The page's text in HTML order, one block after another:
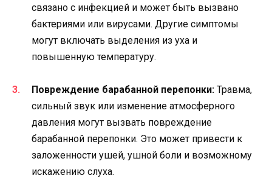
связано с инфекцией и может быть вызвано
бактериями или вирусами. Другие симптомы
могут включать выделения из уха и
повышенную температуру.
Повреждение барабанной перепонки: Травма,
сильный звук или изменение атмосферного
давления могут вызвать повреждение
барабанной перепонки. Это может привести к
заложенности ушей, ушной боли и возможному
искажению слуха.